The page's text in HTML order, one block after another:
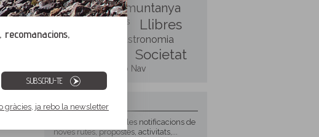
SUBSCRIU-TE
gràcies, ja rebo la newsletter
Curses de muntanya
Festivals Llibres
Productes i gastronomia
Societat
Triatlons Two Nav
NEWSLETTER
Subscriu-te i rebràs les notificacions de
noves rutes, propostes, activitats,...